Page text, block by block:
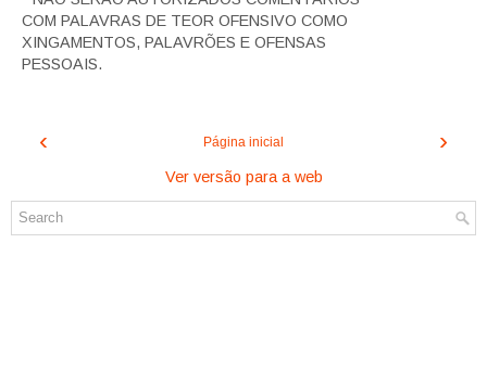
COM PALAVRAS DE TEOR OFENSIVO COMO
XINGAMENTOS, PALAVRÕES E OFENSAS
PESSOAIS.
‹ ›
Página inicial
Ver versão para a web